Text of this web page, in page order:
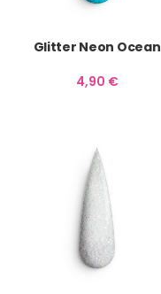
Glitter Neon Ocean
4,90 €